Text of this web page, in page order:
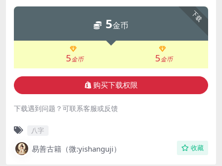
下载
5金币
5金币 5金币
购买下载权限
下载遇到问题？可联系客服或反馈
八字
易善古籍（微:yishanguji） 收藏